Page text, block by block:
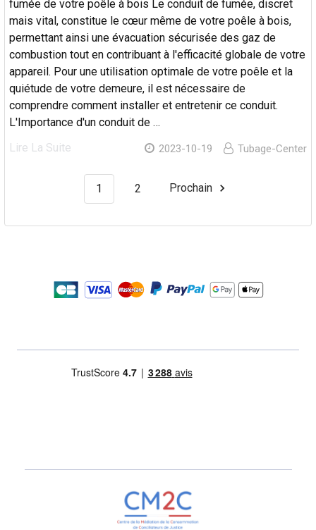
fumée de votre poêle à bois Le conduit de fumée, discret
mais vital, constitue le cœur même de votre poêle à bois,
permettant ainsi une évacuation sécurisée des gaz de
combustion tout en contribuant à l'efficacité globale de votre
appareil. Pour une utilisation optimale de votre poêle et la
quiétude de votre demeure, il est nécessaire de
comprendre comment installer et entretenir ce conduit.
L'Importance d'un conduit de …
Lire La Suite
2023-10-19 Tubage-Center
1 2 Prochain